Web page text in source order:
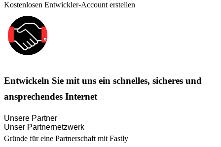
Kostenlosen Entwickler-Account erstellen
Entwickeln Sie mit uns ein schnelles, sicheres und
ansprechendes Internet
Unsere Partner
Unser Partnernetzwerk
Gründe für eine Partnerschaft mit Fastly